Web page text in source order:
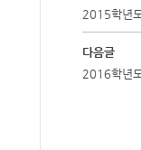
2015학년
다음글
2016학년